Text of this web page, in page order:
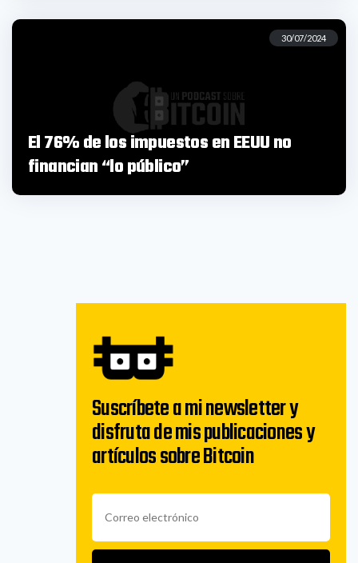
30/07/2024
El 76% de los impuestos en EEUU no
financian “lo público”
Suscríbete a mi newsletter y
disfruta de mis publicaciones y
artículos sobre Bitcoin